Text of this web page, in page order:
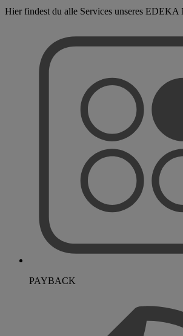
Hier findest du alle Services unseres EDEKA
PAYBACK